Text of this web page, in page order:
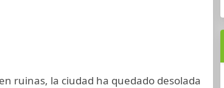
ruinas, la ciudad ha quedado desolada